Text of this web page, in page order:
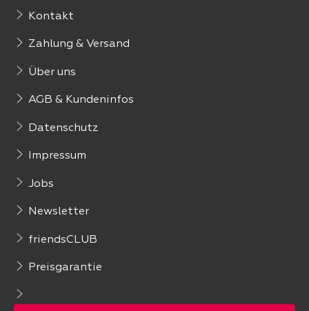
Kontakt
Zahlung & Versand
Über uns
AGB & Kundeninfos
Datenschutz
Impressum
Jobs
Newsletter
friendsCLUB
Preisgarantie